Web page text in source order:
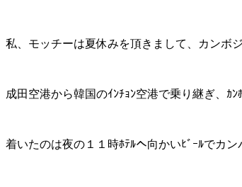
私、モッチーは夏休みを頂きまして、カンボ
成田空港から韓国のｲﾝﾁｮﾝ空港で乗り継ぎ、ｶﾝ
着いたのは夜の１１時ﾎﾃﾙへ向かいﾋﾞｰﾙでカン